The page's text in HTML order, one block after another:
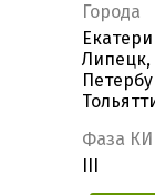
Города
Липецк,
Фаза КИ